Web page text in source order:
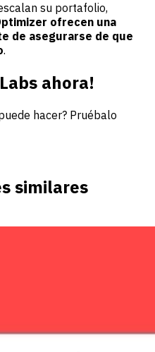
su portafolio,
ofrecen una
de asegurarse de que
.
ahora!
hacer? Pruébalo
similares